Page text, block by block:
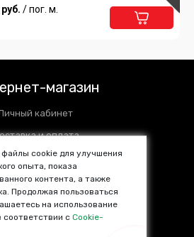
руб./ шт
Предзаказ
/ пог. м.
магазин
кабинет
и оплата
центры
Контакты
SALE %
товары
cookie для улучшения
опыта, показа
контента, а также
Продолжая пользоваться
на использование
соответствии сCookie-